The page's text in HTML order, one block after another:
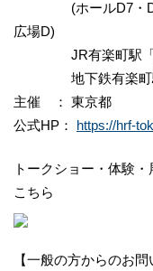
(ホールD7・D5・
広場D)
JR有楽町駅「国
地下鉄有楽町駅
主催 ： 東京都
公式HP： https://hrf-
トークショー・体験
こちら
【一般の方からのお問